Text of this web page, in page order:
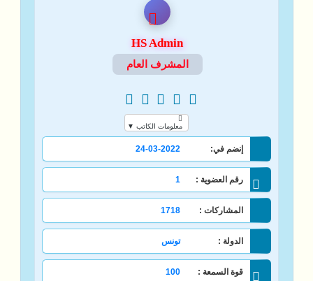
HS Admin
المشرف العام
معلومات الكاتب ▼
إنضم في: 24-03-2022
رقم العضوية : 1
المشاركات : 1718
الدولة : تونس
قوة السمعة : 100